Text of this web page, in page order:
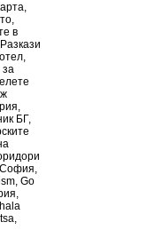
,
,
в
Разкази
,
за
,
БГ,
,
, Go
,
,